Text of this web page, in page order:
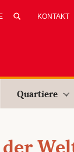
KONTAKT
Quartiere